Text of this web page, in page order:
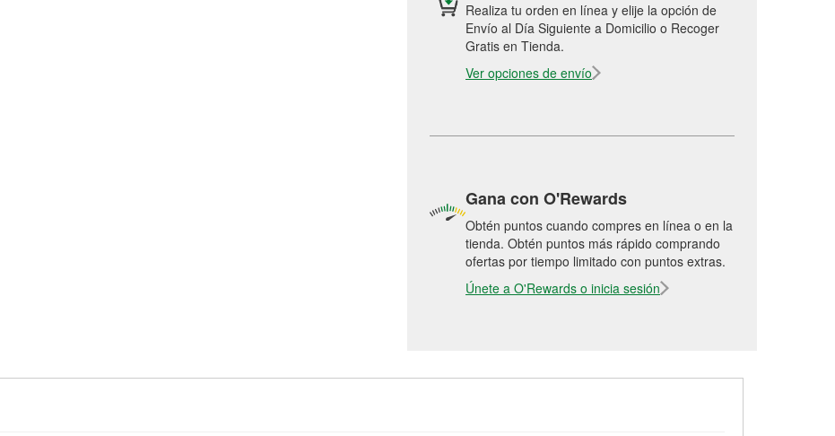
Realiza tu orden en línea y elije la opción de
Envío al Día Siguiente a Domicilio o Recoger
Gratis en Tienda.
Ver opciones de envío
Gana con O'Rewards
Obtén puntos cuando compres en línea o en la
tienda. Obtén puntos más rápido comprando
ofertas por tiempo limitado con puntos extras.
Únete a O'Rewards o inicia sesión